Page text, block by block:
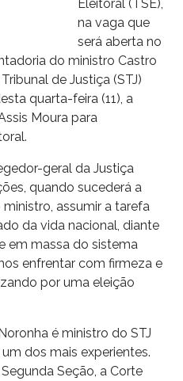
Eleitoral (TSE),
na vaga que
será aberta no
do ministro Castro
de Justiça (STJ)
quarta-feira (11), a
Moura para
geral da Justiça
quando sucederá a
assumir a tarefa
da vida nacional, diante
em massa do sistema
enfrentar com firmeza e
por uma eleição
é ministro do STJ
dos mais experientes.
Seção, a Corte